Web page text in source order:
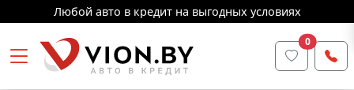
Любой авто в кредит на выгодных условиях
0